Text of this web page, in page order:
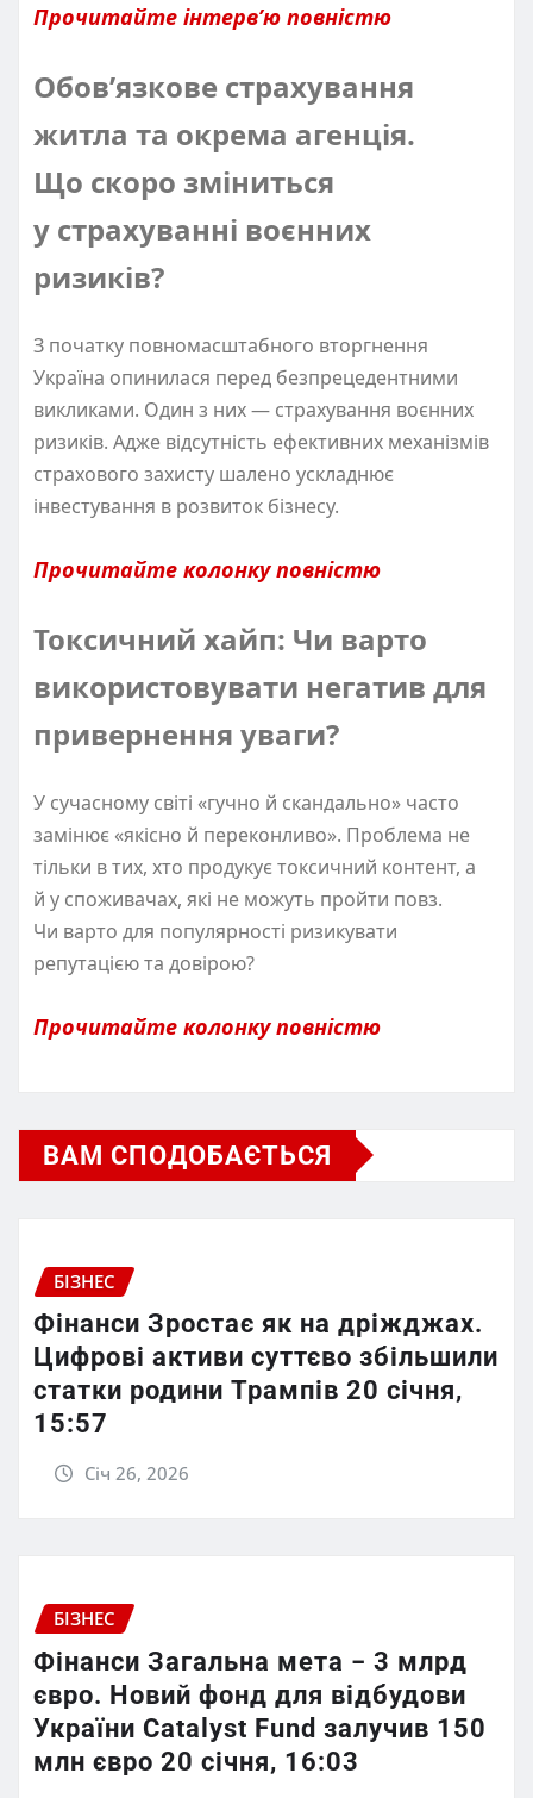
Прочитайте інтерв’ю повністю
Обов’язкове страхування
житла та окрема агенція.
Що скоро зміниться
у страхуванні воєнних
ризиків?
З початку повномасштабного вторгнення
Україна опинилася перед безпрецедентними
викликами. Один з них — страхування воєнних
ризиків. Адже відсутність ефективних механізмів
страхового захисту шалено ускладнює
інвестування в розвиток бізнесу.
Прочитайте колонку повністю
Токсичний хайп: Чи варто
використовувати негатив для
привернення уваги?
У сучасному світі «гучно й скандально» часто
замінює «якісно й переконливо». Проблема не
тільки в тих, хто продукує токсичний контент, а
й у споживачах, які не можуть пройти повз.
Чи варто для популярності ризикувати
репутацією та довірою?
Прочитайте колонку повністю
ВАМ СПОДОБАЄТЬСЯ
БІЗНЕС
Фінанси Зростає як на дріжджах.
Цифрові активи суттєво збільшили
статки родини Трампів 20 січня,
15:57
Січ 26, 2026
БІЗНЕС
Фінанси Загальна мета − 3 млрд
євро. Новий фонд для відбудови
України Catalyst Fund залучив 150
млн євро 20 січня, 16:03